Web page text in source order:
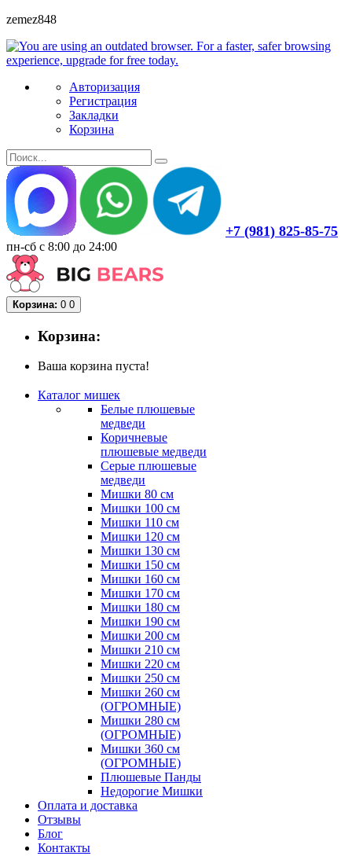
zemez848
Авторизация
Регистрация
Закладки
Корзина
+7 (981) 825-85-75
пн-сб с 8:00 до 24:00
Корзина: 0 0
Корзина:
Ваша корзина пуста!
Каталог мишек
Белые плюшевые
медведи
Коричневые
плюшевые медведи
Серые плюшевые
медведи
Мишки 80 см
Мишки 100 см
Мишки 110 см
Мишки 120 см
Мишки 130 см
Мишки 150 см
Мишки 160 см
Мишки 170 см
Мишки 180 см
Мишки 190 см
Мишки 200 см
Мишки 210 см
Мишки 220 см
Мишки 250 см
Мишки 260 см
(ОГРОМНЫЕ)
Мишки 280 см
(ОГРОМНЫЕ)
Мишки 360 см
(ОГРОМНЫЕ)
Плюшевые Панды
Недорогие Мишки
Оплата и доставка
Отзывы
Блог
Контакты